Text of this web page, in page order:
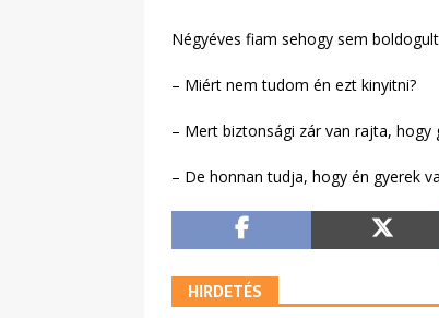
Négyéves fiam sehogy sem
– Miért nem tudom én ezt kinyitni?
– Mert biztonsági zár van rajta,
– De honnan tudja, hogy én gyerek
HIRDETÉS